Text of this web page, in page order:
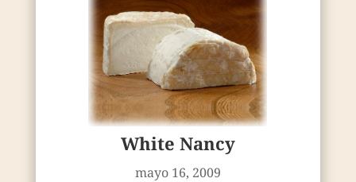
White Nancy
mayo 16, 2009